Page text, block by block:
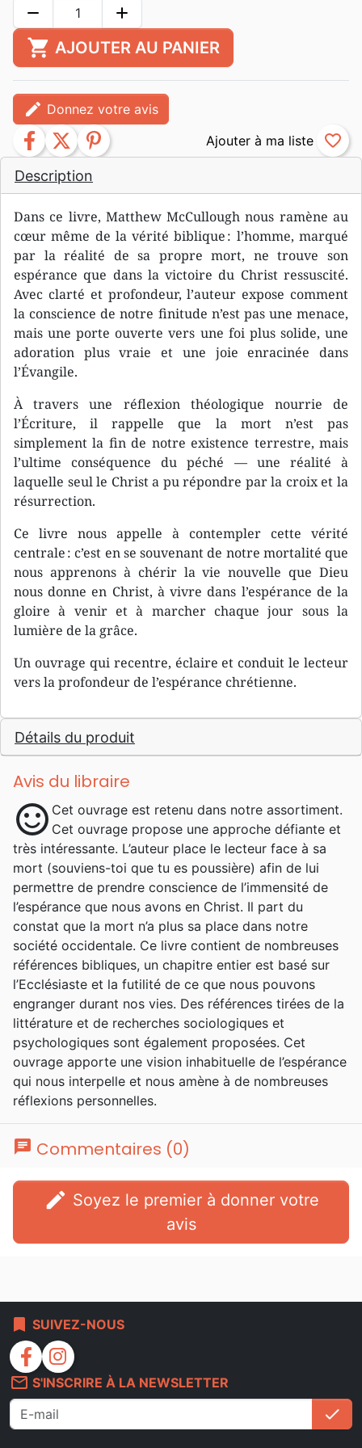
Description
Dans ce livre, Matthew McCullough nous ramène au
cœur même de la vérité biblique : l’homme, marqué
par la réalité de sa propre mort, ne trouve son
espérance que dans la victoire du Christ ressuscité.
Avec clarté et profondeur, l’auteur expose comment
la conscience de notre finitude n’est pas une menace,
mais une porte ouverte vers une foi plus solide, une
adoration plus vraie et une joie enracinée dans
l’Évangile.
À travers une réflexion théologique nourrie de
l’Écriture, il rappelle que la mort n’est pas
simplement la fin de notre existence terrestre, mais
l’ultime conséquence du péché — une réalité à
laquelle seul le Christ a pu répondre par la croix et la
résurrection.
Ce livre nous appelle à contempler cette vérité
centrale : c’est en se souvenant de notre mortalité que
nous apprenons à chérir la vie nouvelle que Dieu
nous donne en Christ, à vivre dans l’espérance de la
gloire à venir et à marcher chaque jour sous la
lumière de la grâce.
Un ouvrage qui recentre, éclaire et conduit le lecteur
vers la profondeur de l’espérance chrétienne.
Détails du produit
Avis du libraire
sentiment_satisfied Cet ouvrage est retenu dans notre assortiment.
Cet ouvrage propose une approche défiante et
très intéressante. L’auteur place le lecteur face à sa
mort (souviens-toi que tu es poussière) afin de lui
permettre de prendre conscience de l’immensité de
l’espérance que nous avons en Christ. Il part du
constat que la mort n’a plus sa place dans notre
société occidentale. Ce livre contient de nombreuses
références bibliques, un chapitre entier est basé sur
l’Ecclésiaste et la futilité de ce que nous pouvons
engranger durant nos vies. Des références tirées de la
littérature et de recherches sociologiques et
psychologiques sont également proposées. Cet
ouvrage apporte une vision inhabituelle de l’espérance
qui nous interpelle et nous amène à de nombreuses
réflexions personnelles.
remove add
shopping_cart AJOUTER AU PANIER
edit Donnez votre avis
facebook twitter pinterest favorite_border
chat Commentaires (0)
edit
avis
bookmark SUIVEZ-NOUS
facebook
instagram
mail_outline S'INSCRIRE À LA NEWSLETTER
check